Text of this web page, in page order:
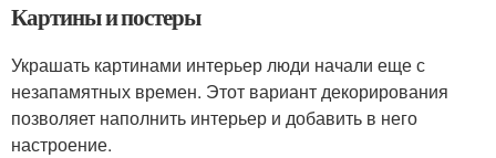
Картины и постеры
Украшать картинами интерьер люди начали еще с
незапамятных времен. Этот вариант декорирования
позволяет наполнить интерьер и добавить в него
настроение.